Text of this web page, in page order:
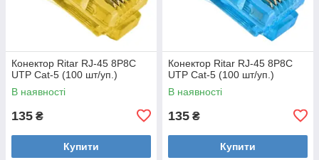
Конектор Ritar RJ-45 8P8C
UTP Cat-5 (100 шт/уп.)
В наявності
135 ₴
Купити
Конектор Ritar RJ-45 8P8C
UTP Cat-5 (100 шт/уп.)
В наявності
135 ₴
Купити